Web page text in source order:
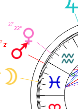
22°
27'
2°